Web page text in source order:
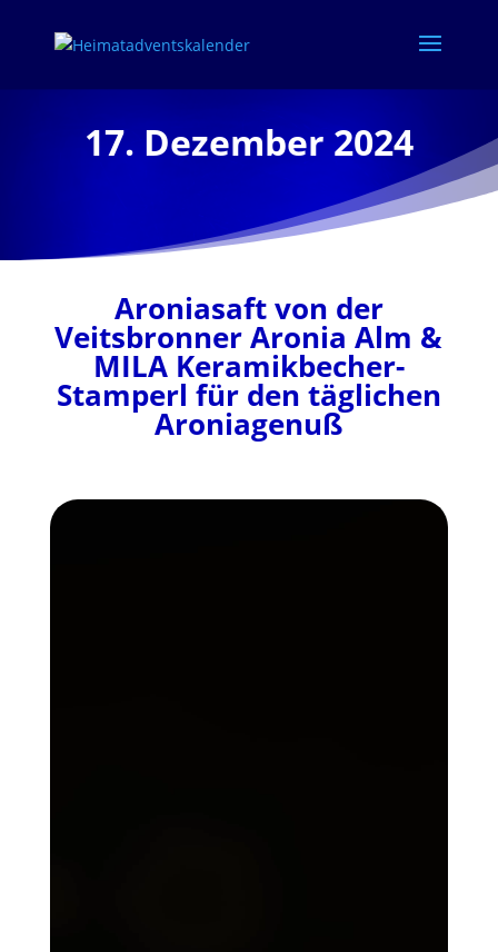
17. Dezember 2024
Aroniasaft von der
Veitsbronner Aronia Alm &
MILA Keramikbecher-
Stamperl für den täglichen
Aroniagenuß